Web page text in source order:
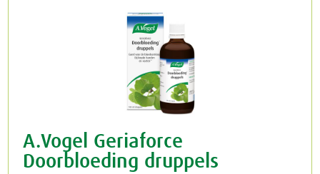
A.Vogel Geriaforce
Doorbloeding druppels